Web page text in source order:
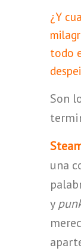
¿Y
todo
Son
una
y